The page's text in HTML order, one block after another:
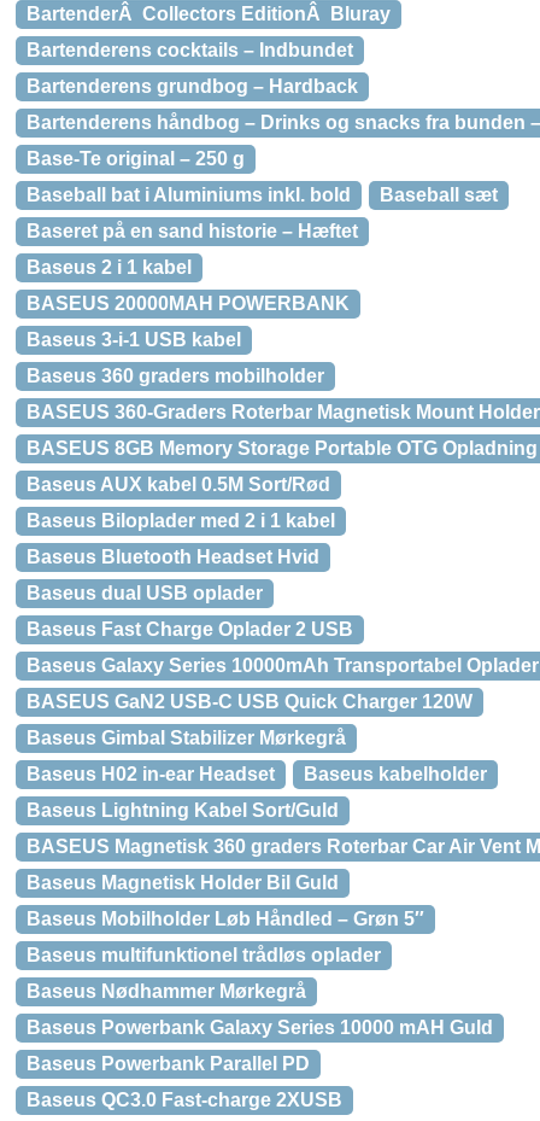
BartenderÂ Collectors EditionÂ Bluray
Bartenderens cocktails – Indbundet
Bartenderens grundbog – Hardback
Bartenderens håndbog – Drinks og snacks fra bunden
Base-Te original – 250 g
Baseball bat i Aluminiums inkl. bold
Baseball sæt
Baseret på en sand historie – Hæftet
Baseus 2 i 1 kabel
BASEUS 20000MAH POWERBANK
Baseus 3-i-1 USB kabel
Baseus 360 graders mobilholder
BASEUS 360-Graders Roterbar Magnetisk Mount
BASEUS 8GB Memory Storage Portable OTG
Baseus AUX kabel 0.5M Sort/Rød
Baseus Biloplader med 2 i 1 kabel
Baseus Bluetooth Headset Hvid
Baseus dual USB oplader
Baseus Fast Charge Oplader 2 USB
Baseus Galaxy Series 10000mAh Transportabel
BASEUS GaN2 USB-C USB Quick Charger 120W
Baseus Gimbal Stabilizer Mørkegrå
Baseus H02 in-ear Headset
Baseus kabelholder
Baseus Lightning Kabel Sort/Guld
BASEUS Magnetisk 360 graders Roterbar Car Air Vent
Baseus Magnetisk Holder Bil Guld
Baseus Mobilholder Løb Håndled – Grøn 5″
Baseus multifunktionel trådløs oplader
Baseus Nødhammer Mørkegrå
Baseus Powerbank Galaxy Series 10000 mAH Guld
Baseus Powerbank Parallel PD
Baseus QC3.0 Fast-charge 2XUSB